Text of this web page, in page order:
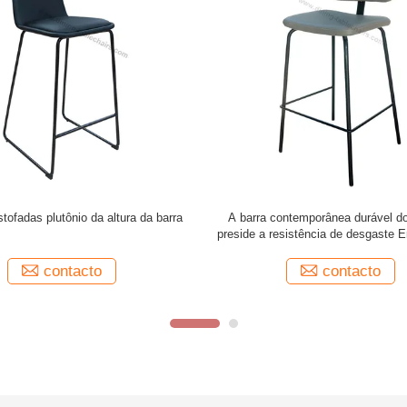
de bar modernos em várias
contacto
Cadeiras de bar acolchadas
Móveis 470*470*880mm Design
contacto